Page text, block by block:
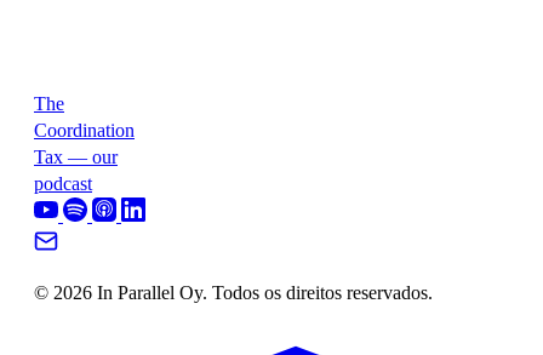
The
Coordination
Tax — our
podcast
© 2026 In Parallel Oy. Todos os direitos reservados.